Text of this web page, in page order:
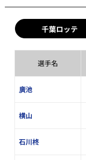
千葉ロッテ
選手名
廣池
横山
石川柊